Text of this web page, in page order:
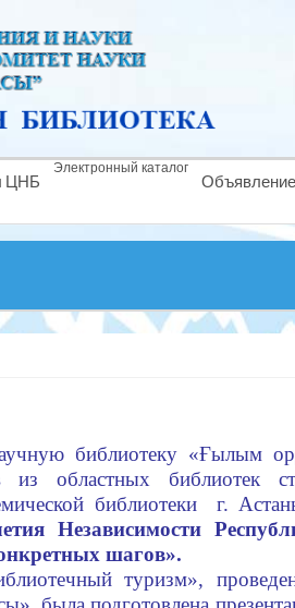
ЦНБ
Электронный каталог
Объявление
библиотеку «Ғылым
из областных библиотек
библиотеки г.
Независимости
шагов».
туризм»,